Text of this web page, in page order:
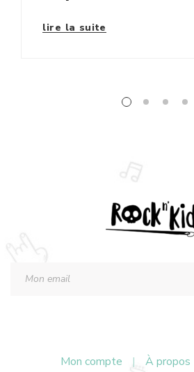
lire la suite
Mon compte | À propos